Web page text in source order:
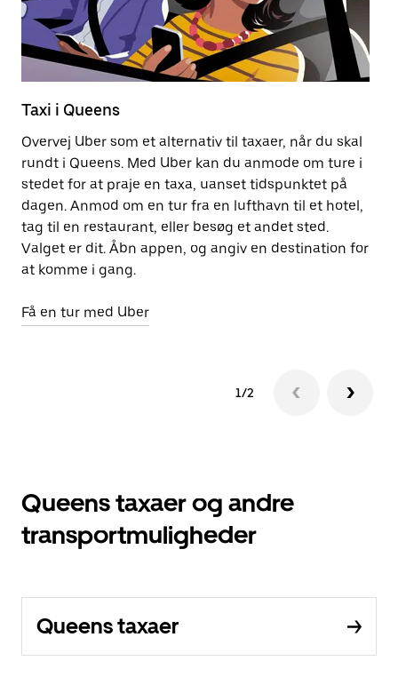
Taxi i Queens
Overvej Uber som et alternativ til taxaer, når du skal
rundt i Queens. Med Uber kan du anmode om ture i
stedet for at praje en taxa, uanset tidspunktet på
dagen. Anmod om en tur fra en lufthavn til et hotel,
tag til en restaurant, eller besøg et andet sted.
Valget er dit. Åbn appen, og angiv en destination for
at komme i gang.
Få en tur med Uber
1/2
Queens taxaer og andre
transportmuligheder
Queens taxaer